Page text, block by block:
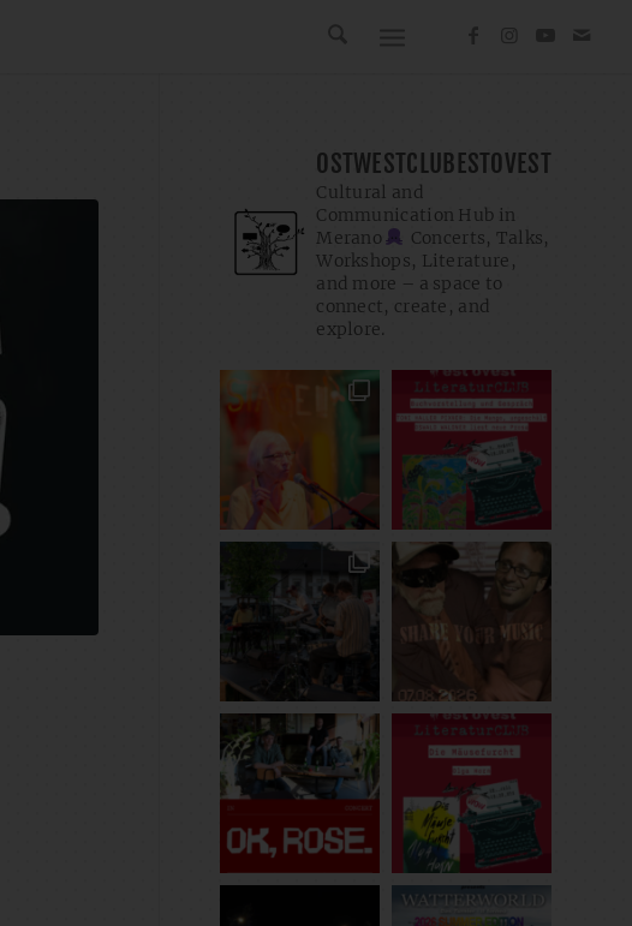
OSTWESTCLUBESTOVEST
Cultural and
Communication Hub in
Merano
Concerts, Talks,
Workshops, Literature,
and more – a space to
connect, create, and
explore.